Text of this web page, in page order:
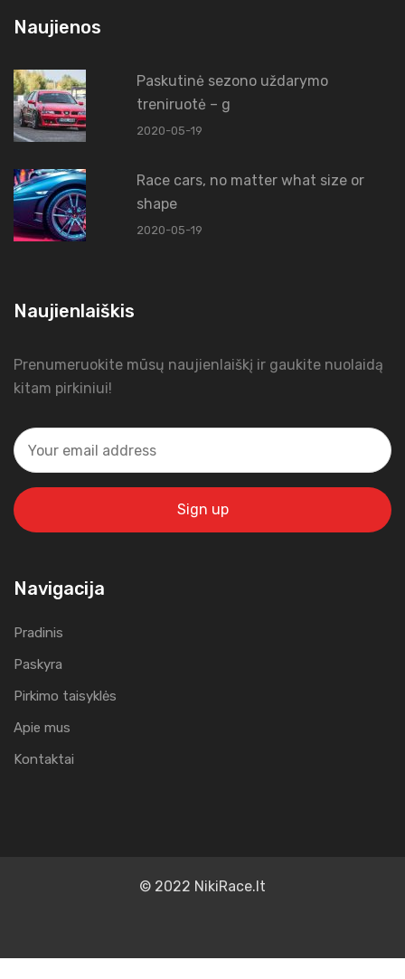
Naujienos
Paskutinė sezono uždarymo
treniruotė – g
2020-05-19
Race cars, no matter what size or
shape
2020-05-19
Naujienlaiškis
Prenumeruokite mūsų naujienlaiškį ir gaukite nuolaidą
kitam pirkiniui!
Navigacija
Pradinis
Paskyra
Pirkimo taisyklės
Apie mus
Kontaktai
© 2022 NikiRace.lt